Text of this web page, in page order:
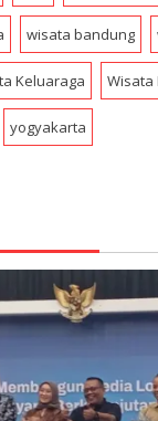
wisata bandung
Keluaraga Wisata
yogyakarta